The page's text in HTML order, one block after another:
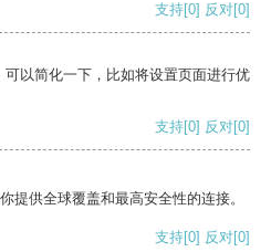
支持[0] 反对[0]
以简化一下，比如将设置页面进行优
支持[0] 反对[0]
提供全球覆盖和最高安全性的连接。
支持[0] 反对[0]